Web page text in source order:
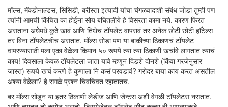
मॉल्स, मॅक्डोनाल्डस, सिसिडी, बरीस्ता इत्यादी यांचा चंगळवादाशी संबंध जोडा तुम्ही पण
त्यांनी आमची किंचित का होईना सोय बघितलीये हे विसरता कामा नये. कारण फिरत
असताना अधेमधे कुठे खावं आणि तिथेच टॉयलेट वापरावं तर अनेक छोटी छोटी हॉटेल्स
तर बिना टॉयलेटचीच असतात. मॉल्स सोडा पण या बाकीच्या ठिकाणचं टॉयलेट
वापरण्यासाठी मला एका वेळेला किमान ५० रूपये त्या त्या ठिकाणी खर्चावे लागतात त्याचं
काय! दिवसाला केवळ टॉयलेटला जाता यावे म्हणून दिडशे दोनशे (किंवा गरजेनुसार
जास्त) रूपये खर्च करणे हे कुणाला नि कसं परवडावं? गरोदर बाया काय करत असतील
अश्या वेळेला? हे सगळे प्रश्न चिवचिवत रहातातच.
बर मॉल्स सोडून या इतर ठिकाणी लेडीज आणि जेन्टस अशी वेगळी टॉयलेटस नसतात.